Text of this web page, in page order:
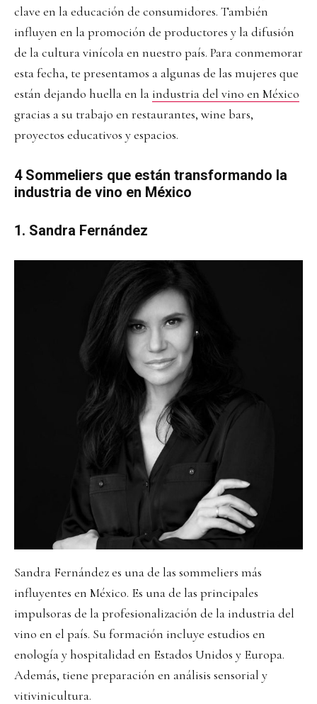
clave en la educación de consumidores. También
influyen en la promoción de productores y la difusión
de la cultura vinícola en nuestro país. Para conmemorar
esta fecha, te presentamos a algunas de las mujeres que
están dejando huella en la industria del vino en México
gracias a su trabajo en restaurantes, wine bars,
proyectos educativos y espacios.
4 Sommeliers que están transformando la
industria de vino en México
1. Sandra Fernández
Sandra Fernández es una de las sommeliers más
influyentes en México. Es una de las principales
impulsoras de la profesionalización de la industria del
vino en el país. Su formación incluye estudios en
enología y hospitalidad en Estados Unidos y Europa.
Además, tiene preparación en análisis sensorial y
vitivinicultura.